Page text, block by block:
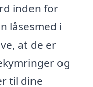
inden for
låsesmed i
at de er
og
til dine